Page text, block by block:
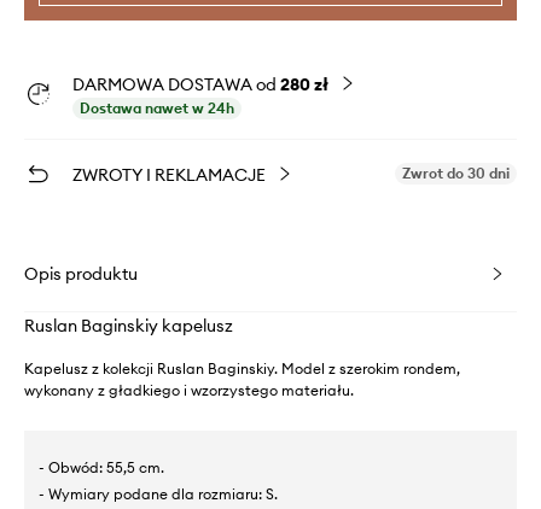
DARMOWA DOSTAWA od 280 zł
Dostawa nawet w 24h
ZWROTY I REKLAMACJE Zwrot do 30 dni
Opis produktu
Ruslan Baginskiy kapelusz
Kapelusz z kolekcji Ruslan Baginskiy. Model z szerokim rondem,
wykonany z gładkiego i wzorzystego materiału.
- Obwód: 55,5 cm.
- Wymiary podane dla rozmiaru: S.